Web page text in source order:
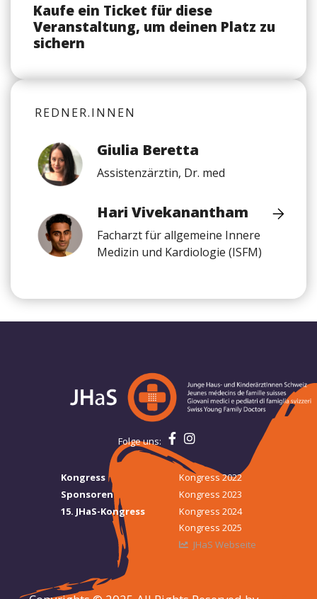
Kaufe ein Ticket für diese
Veranstaltung, um deinen Platz zu
sichern
REDNER.INNEN
Giulia Beretta
Assistenzärztin, Dr. med
Hari Vivekanantham
Facharzt für allgemeine Innere
Medizin und Kardiologie (ISFM)
Folge uns:
Kongress
Sponsoren
15. JHaS-Kongress
Kongress 2022
Kongress 2023
Kongress 2024
Kongress 2025
JHaS Webseite